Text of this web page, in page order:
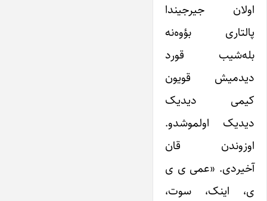
اولان جیرجیندا
پالتاری بؤوه‌نه
بله‌شیب قورد
دیدمیش قویون
کیمی دیدیک
دیدیک اولموشدو.
اوزوندن قان
آخیردی. «عمی ی ی
ی، اینک، سوت،